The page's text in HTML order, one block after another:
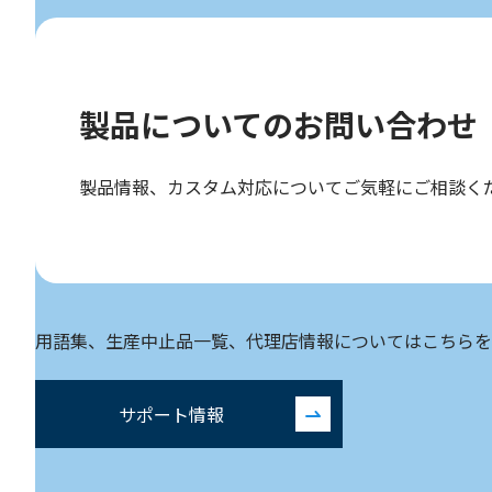
製品についてのお問い合わせ
製品情報、カスタム対応についてご気軽にご相談く
用語集、生産中止品一覧、代理店情報についてはこちら
サポート情報